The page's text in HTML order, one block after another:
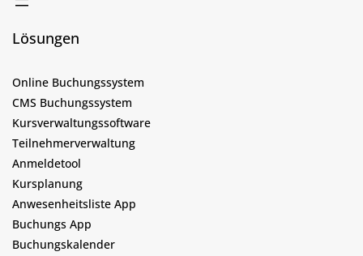
Lösungen
Online Buchungssystem
CMS Buchungssystem
Kursverwaltungssoftware
Teilnehmerverwaltung
Anmeldetool
Kursplanung
Anwesenheitsliste App
Buchungs App
Buchungskalender